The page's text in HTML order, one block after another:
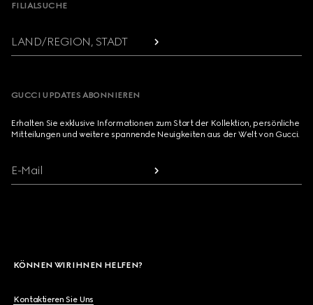
FILIALSUCHE
LAND/REGION, STADT
GUCCI UPDATES ABONNIEREN
Erhalten Sie exklusive Informationen zum Start der Kollektion, persönliche
Mitteilungen und weitere spannende Neuigkeiten aus der Welt von Gucci.
E-Mail
KÖNNEN WIR IHNEN HELFEN?
Kontaktieren Sie Uns